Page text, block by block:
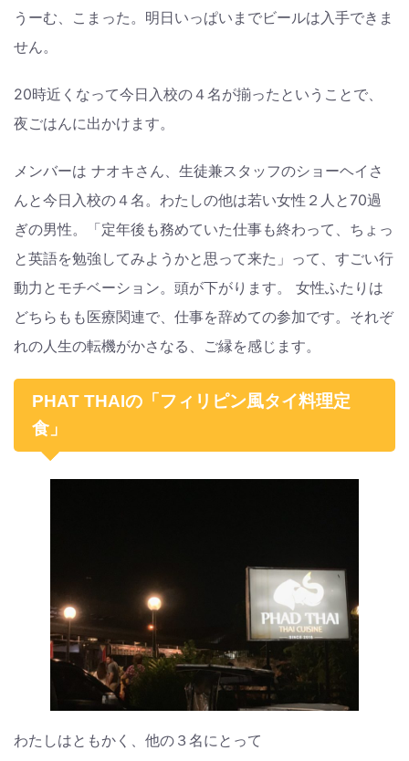
うーむ、こまった。明日いっぱいまでビールは入手できま
せん。
20時近くなって今日入校の４名が揃ったということで、
夜ごはんに出かけます。
メンバーは ナオキさん、生徒兼スタッフのショーヘイさ
んと今日入校の４名。わたしの他は若い女性２人と70過
ぎの男性。「定年後も務めていた仕事も終わって、ちょっ
と英語を勉強してみようかと思って来た」って、すごい行
動力とモチベーション。頭が下がります。 女性ふたりは
どちらもも医療関連で、仕事を辞めての参加です。それぞ
れの人生の転機がかさなる、ご縁を感じます。
PHAT THAIの「フィリピン風タイ料理定
食」
わたしはともかく、他の３名にとって